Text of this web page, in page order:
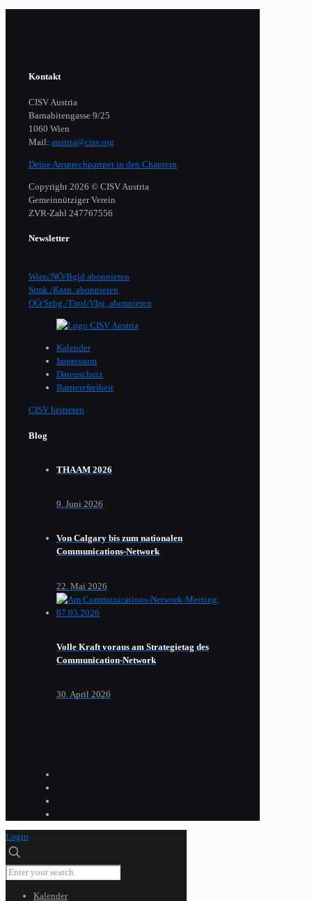
Kontakt
CISV Austria
Barnabitengasse 9/25
1060 Wien
Mail: austria@cisv.org
Deine Ansprechpartner in den Chaptern
Copyright 2026 © CISV Austria
Gemeinnütziger Verein
​ZVR-Zahl 247767556
Newsletter
Wien/NÖ/Bgld abonnieren
Stmk./Kntn. abonnieren
OÖ/Szbg./Tirol/Vbg. abonnieren
Kalender
Impressum
Datenschutz
Barrierefreiheit
CISV beitreten
Blog
THAAM 2026
9. Juni 2026
Von Calgary bis zum nationalen
Communications-Network
22. Mai 2026
Volle Kraft voraus am Strategietag des
Communication-Network
30. April 2026
Login
Kalender